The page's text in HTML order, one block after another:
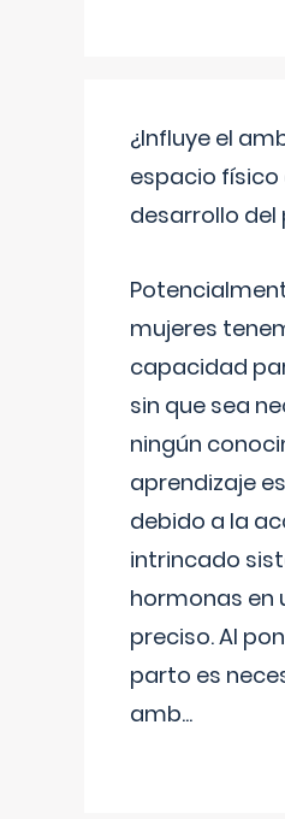
¿Influye el
espacio físico
desarrollo del
mujeres
capacidad
sin que sea
ningún
aprendizaje
debido a la
intrincado
hormonas en
preciso. Al
parto es
amb...